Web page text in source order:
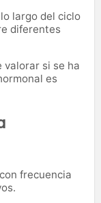
largo del ciclo
diferentes
valorar si se ha
es
frecuencia